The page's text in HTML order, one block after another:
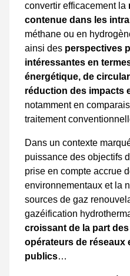
convertir efficacement la
contenue dans les
méthane ou en
ainsi des perspectives
intéressantes en
énergétique, de
réduction des impacts
notamment en
traitement
Dans un contexte
puissance des objectifs
prise en compte accrue
environnementaux et la
sources de gaz
gazéification
croissant de la part
opérateurs de réseaux
publics…